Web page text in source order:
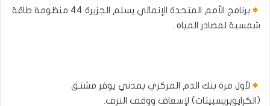
برنامج الأمم المتحدة الإنمائي يسلم الجزيرة 44 منظومة طاقة
شمسية لمصادر المياه .
لأول مرة بنك الدم المركزي بمدني يوفر مشتق
(الكرايوبريسبيتات) لإسعاف ووقف النزف.